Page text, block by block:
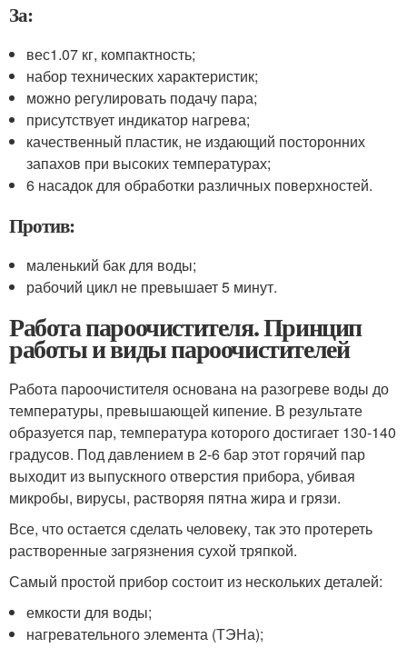
За:
вес1.07 кг, компактность;
набор технических характеристик;
можно регулировать подачу пара;
присутствует индикатор нагрева;
качественный пластик, не издающий посторонних
запахов при высоких температурах;
6 насадок для обработки различных поверхностей.
Против:
маленький бак для воды;
рабочий цикл не превышает 5 минут.
Работа пароочистителя. Принцип
работы и виды пароочистителей
Работа пароочистителя основана на разогреве воды до
температуры, превышающей кипение. В результате
образуется пар, температура которого достигает 130-140
градусов. Под давлением в 2-6 бар этот горячий пар
выходит из выпускного отверстия прибора, убивая
микробы, вирусы, растворяя пятна жира и грязи.
Все, что остается сделать человеку, так это протереть
растворенные загрязнения сухой тряпкой.
Самый простой прибор состоит из нескольких деталей:
емкости для воды;
нагревательного элемента (ТЭНа);